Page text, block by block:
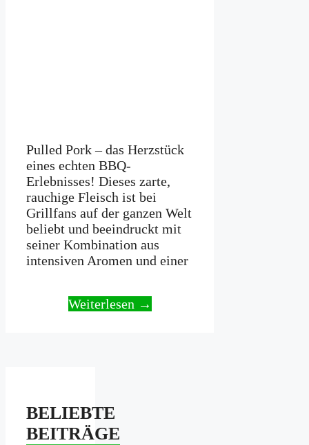
Pulled Pork – das Herzstück
eines echten BBQ-
Erlebnisses! Dieses zarte,
rauchige Fleisch ist bei
Grillfans auf der ganzen Welt
beliebt und beeindruckt mit
seiner Kombination aus
intensiven Aromen und einer
Weiterlesen →
BELIEBTE
BEITRÄGE